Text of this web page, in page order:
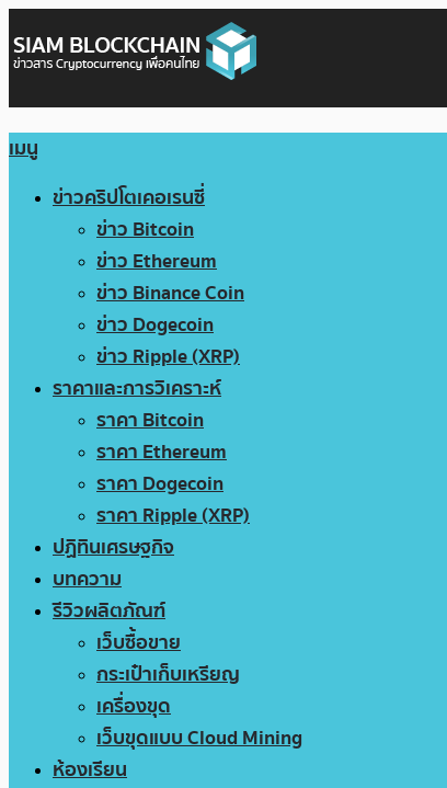
เมนู
ข่าวคริปโตเคอเรนซี่
ข่าว Bitcoin
ข่าว Ethereum
ข่าว Binance Coin
ข่าว Dogecoin
ข่าว Ripple (XRP)
ราคาและการวิเคราะห์
ราคา Bitcoin
ราคา Ethereum
ราคา Dogecoin
ราคา Ripple (XRP)
ปฏิทินเศรษฐกิจ
บทความ
รีวิวผลิตภัณฑ์
เว็บซื้อขาย
กระเป๋าเก็บเหรียญ
เครื่องขุด
เว็บขุดแบบ Cloud Mining
ห้องเรียน